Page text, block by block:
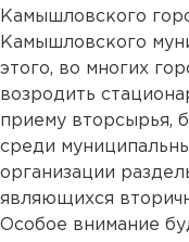
Камышловского
Камышловского
этого, во многих
возродить
приему вторсырья,
среди
организации
являющихся
Особое внимание